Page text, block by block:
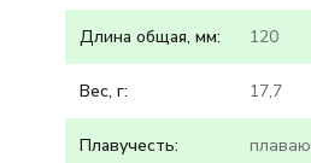
Длина общая, мм: 120
Вес, г: 17,7
Плавучесть: